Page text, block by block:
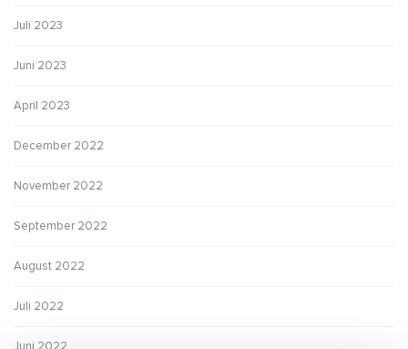
Juli 2023
Juni 2023
April 2023
December 2022
November 2022
September 2022
August 2022
Juli 2022